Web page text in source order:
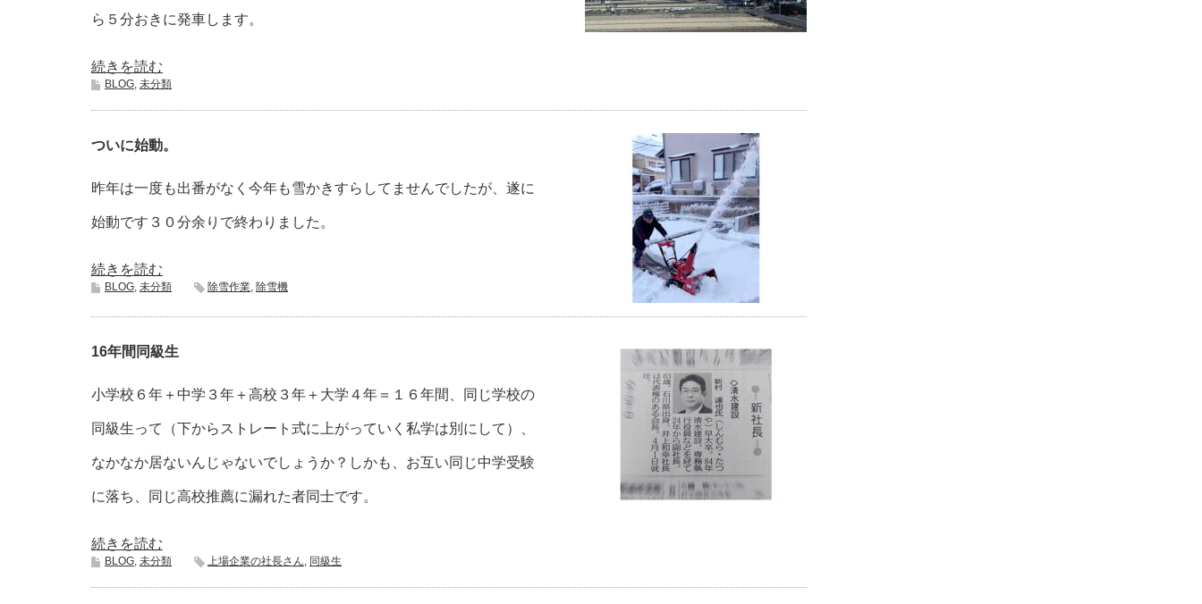
ら５分おきに発車します。
続きを読む
BLOG, 未分類
ついに始動。
昨年は一度も出番がなく今年も雪かきすらしてませんでしたが、遂に
始動です３０分余りで終わりました。
続きを読む
BLOG, 未分類 除雪作業, 除雪機
16年間同級生
小学校６年＋中学３年＋高校３年＋大学４年＝１６年間、同じ学校の
同級生って（下からストレート式に上がっていく私学は別にして）、
なかなか居ないんじゃないでしょうか？しかも、お互い同じ中学受験
に落ち、同じ高校推薦に漏れた者同士です。
続きを読む
BLOG, 未分類 上場企業の社長さん, 同級生